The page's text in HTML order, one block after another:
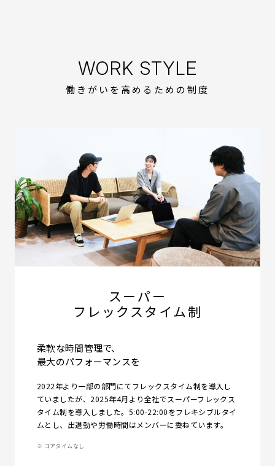
WORK STYLE
働きがいを高めるための制度
スーパー
フレックスタイム制
柔軟な時間管理で、
最大のパフォーマンスを
2022年より一部の部門にてフレックスタイム制を導入し
ていましたが、2025年4月より全社でスーパーフレックス
タイム制を導入しました。5:00-22:00をフレキシブルタイ
ムとし、出退勤や労働時間はメンバーに委ねています。
※ コアタイムなし